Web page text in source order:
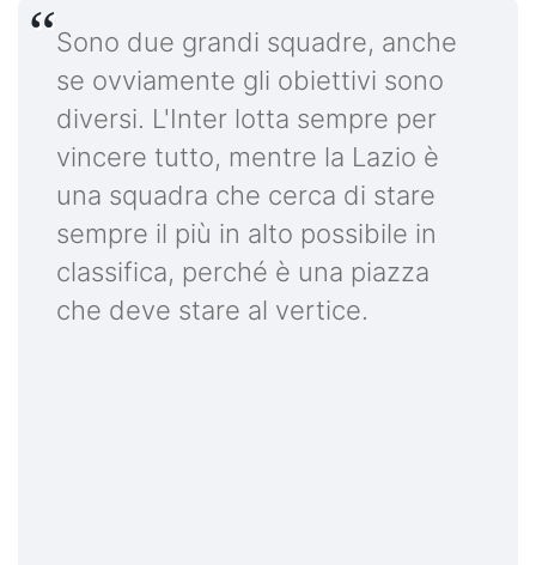
Sono due grandi squadre, anche
se ovviamente gli obiettivi sono
diversi. L'Inter lotta sempre per
vincere tutto, mentre la Lazio è
una squadra che cerca di stare
sempre il più in alto possibile in
classifica, perché è una piazza
che deve stare al vertice.